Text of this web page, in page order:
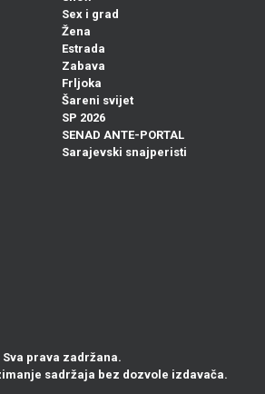
Sex i grad
Žena
Estrada
Zabava
Frljoka
Šareni svijet
SP 2026
SENAD ANTE-PORTAL
Sarajevski snajperisti
Sva prava zadržana.
sadržaja bez dozvole izdavača.